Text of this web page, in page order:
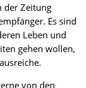
der Zeitung
Es sind
Leben und
gehen wollen,
von den